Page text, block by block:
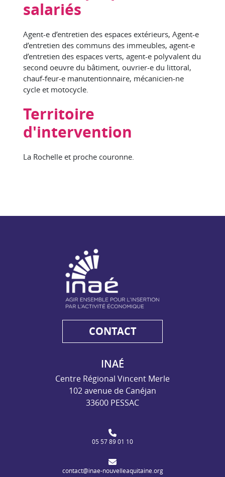
salariés
Agent-e d’entretien des espaces extérieurs, Agent-e
d’entretien des communs des immeubles, agent-e
d’entretien des espaces verts, agent-e polyvalent du
second oeuvre du bâtiment, ouvrier-e du littoral,
chauf-feur-e manutentionnaire, mécanicien-ne
cycle et motocycle.
Territoire
d'intervention
La Rochelle et proche couronne.
- Agir ensemble pour l'insertion par l'activité
CONTACT
INAÉ
Centre Régional Vincent Merle
102 avenue de Canéjan
33600 PESSAC
05 57 89 01 10
contact@inae-nouvelleaquitaine.org